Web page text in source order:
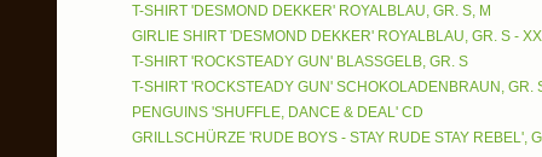
T-SHIRT 'DESMOND DEKKER' ROYALBLAU, GR. S, M
GIRLIE SHIRT 'DESMOND DEKKER' ROYALBLAU, GR. S -
T-SHIRT 'ROCKSTEADY GUN' BLASSGELB, GR. S
T-SHIRT 'ROCKSTEADY GUN' SCHOKOLADENBRAUN, GR.
PENGUINS 'SHUFFLE, DANCE & DEAL' CD
GRILLSCHÜRZE 'RUDE BOYS - STAY RUDE STAY REBEL',